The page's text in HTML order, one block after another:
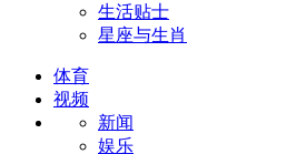
生活贴士
星座与生肖
体育
视频
新闻
娱乐